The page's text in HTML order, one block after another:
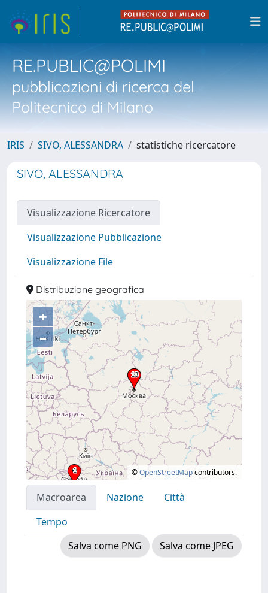
RE.PUBLIC@POLIMI
pubblicazioni di ricerca del
Politecnico di Milano
IRIS SIVO, ALESSANDRA statistiche ricercatore
SIVO, ALESSANDRA
Visualizzazione Ricercatore
Visualizzazione Pubblicazione
Visualizzazione File
Distribuzione geografica
+
–
©OpenStreetMapcontributors.
Macroarea Nazione
Città
Tempo
Salva come PNG
Salva come JPEG